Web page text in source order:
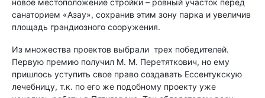
санаторием «Азау», сохранив этим зону парка и увеличив
площадь грандиозного сооружения.
Из множества проектов выбрали трех победителей.
Первую премию получил М. М. Перетяткович, но ему
пришлось уступить свое право создавать Ессентукскую
лечебницу, т.к. по его же подобному проекту уже